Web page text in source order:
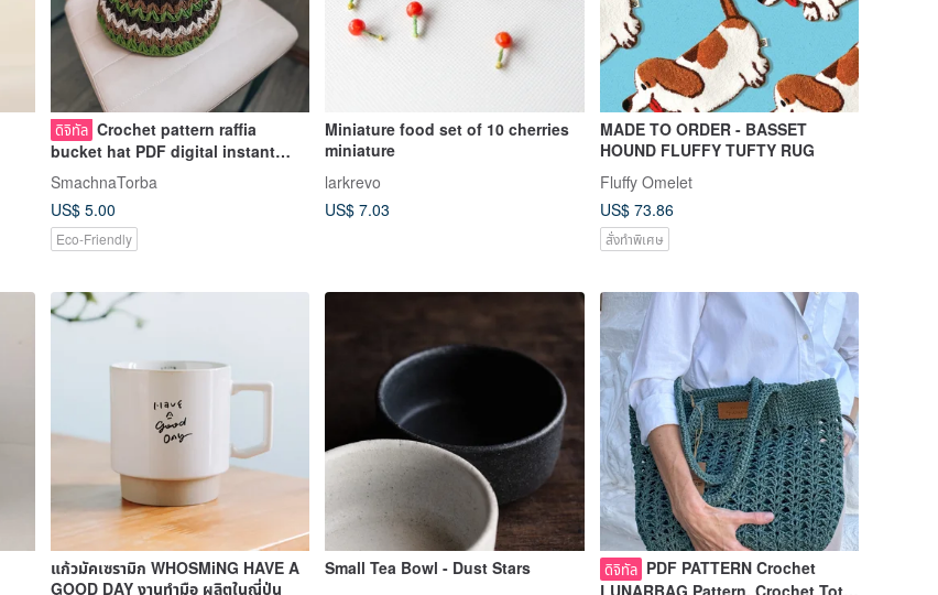
ดิจิทัล Crochet pattern raffia
bucket hat PDF digital instant
download video tutorial
SmachnaTorba
US$ 5.00
Eco-Friendly
Miniature food set of 10 cherries
miniature
larkrevo
US$ 7.03
MADE TO ORDER - BASSET
HOUND FLUFFY TUFTY RUG
Fluffy Omelet
US$ 73.86
สั่งทำพิเศษ
แก้วมัคเซรามิก WHOSMiNG HAVE A
GOOD DAY งานทำมือ ผลิตในญี่ปุ่น
Small Tea Bowl - Dust Stars ดิจิทัล PDF PATTERN Crochet
LUNARBAG Pattern, Crochet Tote